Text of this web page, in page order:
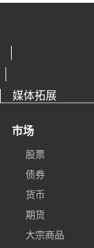
媒体拓展
市场
股票
债券
货币
期货
大宗商品